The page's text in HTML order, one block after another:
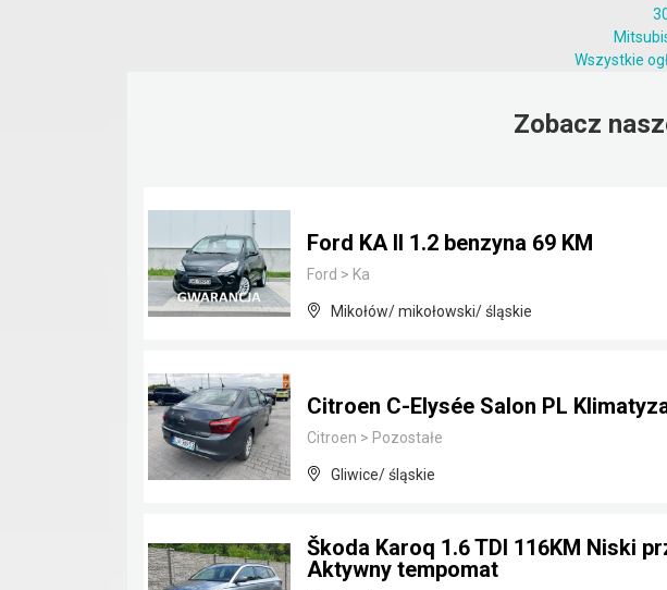
Wszystkie
Zobacz
Ford KA II 1.2 benzyna 69 KM
Ford > Ka
Mikołów/ mikołowski/ śląskie
Citroen C-Elysée Salon PL
Citroen > Pozostałe
Gliwice/ śląskie
Škoda Karoq 1.6 TDI 116KM Niski
Aktywny tempomat